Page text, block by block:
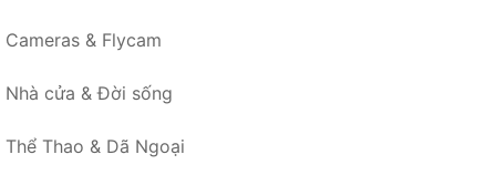
Cameras & Flycam
Nhà cửa & Đời sống
Thể Thao & Dã Ngoại